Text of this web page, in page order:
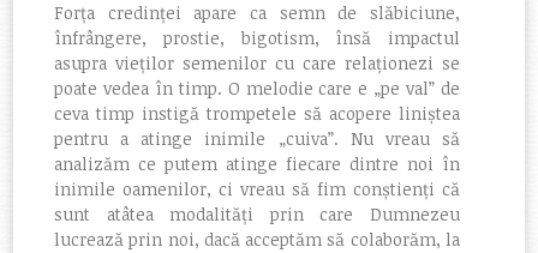
Forța credinței apare ca semn de slăbiciune,
înfrângere, prostie, bigotism, însă impactul
asupra vieților semenilor cu care relaționezi se
poate vedea în timp. O melodie care e „pe val” de
ceva timp instigă trompetele să acopere liniștea
pentru a atinge inimile „cuiva”. Nu vreau să
analizăm ce putem atinge fiecare dintre noi în
inimile oamenilor, ci vreau să fim conștienți că
sunt atâtea modalități prin care Dumnezeu
lucrează prin noi, dacă acceptăm să colaborăm, la